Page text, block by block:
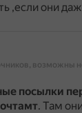
,если они
посылки
. Там